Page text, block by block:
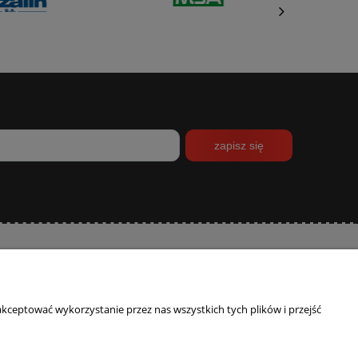
zapisz się
Polityka prywatności
Kontakt
wykorzystanie przez nas wszystkich tych plików i przejść